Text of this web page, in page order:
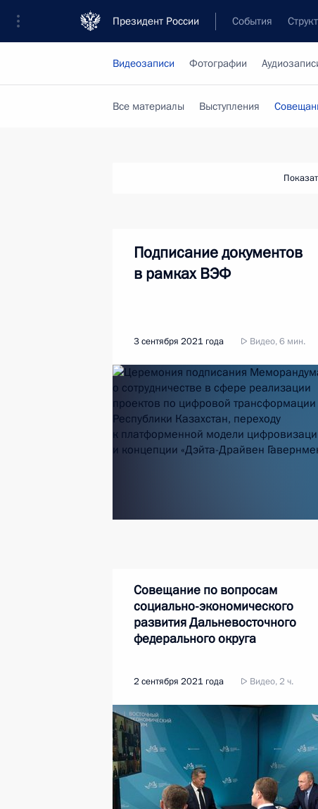
Президент России События
Видеозаписи Фотографии
Все материалы Выступления
Подписание документов
в рамках ВЭФ
3 сентября 2021 года Видео, 6 мин.
Совещание по вопросам
социально-экономического
развития Дальневосточного
федерального округа
2 сентября 2021 года Видео, 2 ч.